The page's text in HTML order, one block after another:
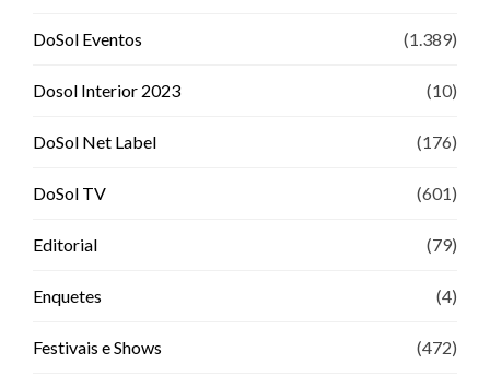
DoSol Eventos (1.389)
Dosol Interior 2023 (10)
DoSol Net Label (176)
DoSol TV (601)
Editorial (79)
Enquetes (4)
Festivais e Shows (472)